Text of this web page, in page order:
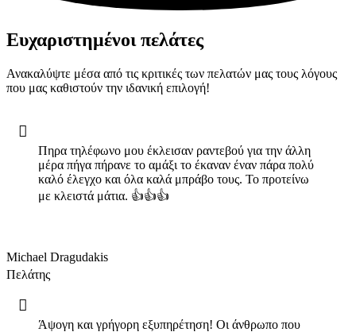
Ευχαριστημένοι πελάτες
Ανακαλύψτε μέσα από τις κριτικές των πελατών μας τους λόγους
που μας καθιστούν την ιδανική επιλογή!
Πηρα τηλέφωνο μου έκλεισαν ραντεβού για την άλλη
μέρα πήγα πήρανε το αμάξι το έκαναν έναν πάρα πολύ
καλό έλεγχο και όλα καλά μπράβο τους. Το προτείνω
με κλειστά μάτια. 👍👍👍
Michael Dragudakis
Πελάτης
Άψογη και γρήγορη εξυπηρέτηση! Οι άνθρωπο που